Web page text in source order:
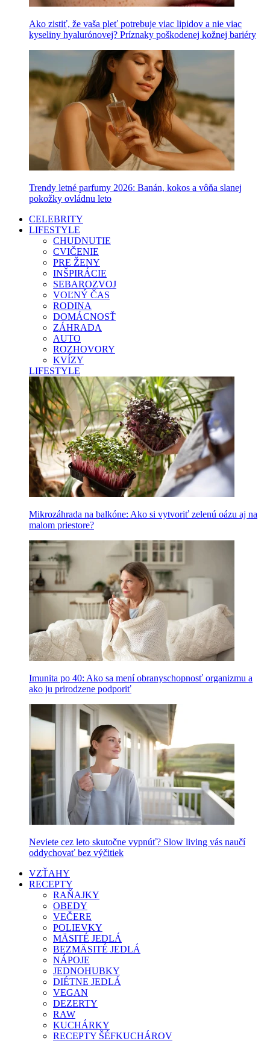
Ako zistiť, že vaša pleť potrebuje viac lipidov a nie viac
kyseliny hyalurónovej? Príznaky poškodenej kožnej bariéry
Trendy letné parfumy 2026: Banán, kokos a vôňa slanej
pokožky ovládnu leto
CELEBRITY
LIFESTYLE
CHUDNUTIE
CVIČENIE
PRE ŽENY
INŠPIRÁCIE
SEBAROZVOJ
VOĽNÝ ČAS
RODINA
DOMÁCNOSŤ
ZÁHRADA
AUTO
ROZHOVORY
KVÍZY
LIFESTYLE
Mikrozáhrada na balkóne: Ako si vytvoriť zelenú oázu aj na
malom priestore?
Imunita po 40: Ako sa mení obranyschopnosť organizmu a
ako ju prirodzene podporiť
Neviete cez leto skutočne vypnúť? Slow living vás naučí
oddychovať bez výčitiek
VZŤAHY
RECEPTY
RAŇAJKY
OBEDY
VEČERE
POLIEVKY
MÄSITÉ JEDLÁ
BEZMÄSITÉ JEDLÁ
NÁPOJE
JEDNOHUBKY
DIÉTNE JEDLÁ
VEGAN
DEZERTY
RAW
KUCHÁRKY
RECEPTY ŠÉFKUCHÁROV